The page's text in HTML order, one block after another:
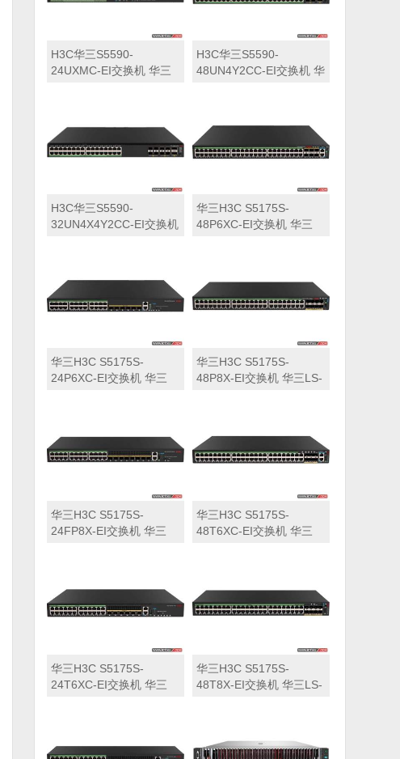
H3C华三S5590-
24UXMC-EI交换机 华三
H3C华三S5590-
48UN4Y2CC-EI交换机 华
H3C华三S5590-
32UN4X4Y2CC-EI交换机
华三H3C S5175S-
48P6XC-EI交换机 华三
华三H3C S5175S-
24P6XC-EI交换机 华三
华三H3C S5175S-
48P8X-EI交换机 华三LS-
华三H3C S5175S-
24FP8X-EI交换机 华三
华三H3C S5175S-
48T6XC-EI交换机 华三
华三H3C S5175S-
24T6XC-EI交换机 华三
华三H3C S5175S-
48T8X-EI交换机 华三LS-